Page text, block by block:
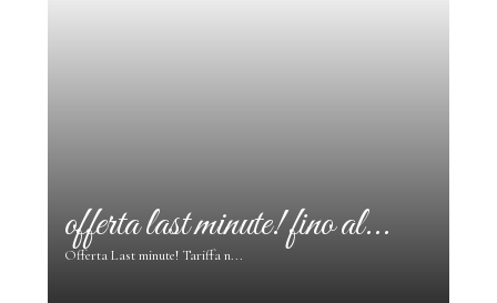
offerta last minute! fino al...
Offerta Last minute! Tariffa n...